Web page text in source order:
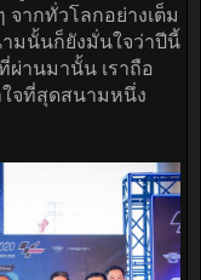
ากทั่วโลกอย่างเต็ม
มนั้นก็ยังมั่นใจว่าปีนี้
ผ่านมานั้น เราถือ
จที่สุดสนามหนึ่ง